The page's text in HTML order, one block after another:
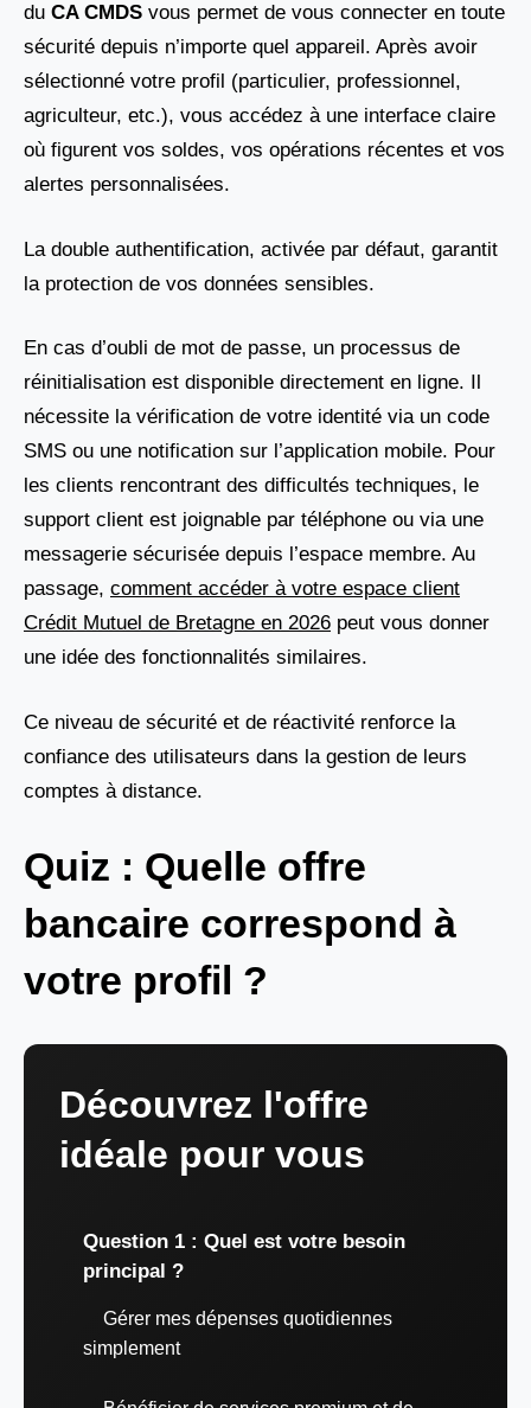
du CA CMDS vous permet de vous connecter en toute
sécurité depuis n’importe quel appareil. Après avoir
sélectionné votre profil (particulier, professionnel,
agriculteur, etc.), vous accédez à une interface claire
où figurent vos soldes, vos opérations récentes et vos
alertes personnalisées.
La double authentification, activée par défaut, garantit
la protection de vos données sensibles.
En cas d’oubli de mot de passe, un processus de
réinitialisation est disponible directement en ligne. Il
nécessite la vérification de votre identité via un code
SMS ou une notification sur l’application mobile. Pour
les clients rencontrant des difficultés techniques, le
support client est joignable par téléphone ou via une
messagerie sécurisée depuis l’espace membre. Au
passage, comment accéder à votre espace client
Crédit Mutuel de Bretagne en 2026 peut vous donner
une idée des fonctionnalités similaires.
Ce niveau de sécurité et de réactivité renforce la
confiance des utilisateurs dans la gestion de leurs
comptes à distance.
Quiz : Quelle offre
bancaire correspond à
votre profil ?
Découvrez l'offre
idéale pour vous
Question 1 : Quel est votre besoin
principal ?
Gérer mes dépenses quotidiennes
simplement